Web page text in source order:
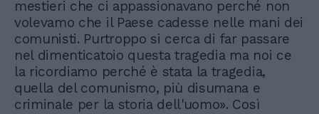
mestieri che ci appassionavano perché non
volevamo che il Paese cadesse nelle mani dei
comunisti. Purtroppo si cerca di far passare
nel dimenticatoio questa tragedia ma noi ce
la ricordiamo perché è stata la tragedia,
quella del comunismo, più disumana e
criminale per la storia dell'uomo». Così